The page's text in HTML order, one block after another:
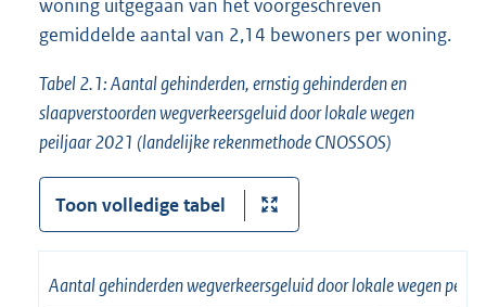
woning uitgegaan van het voorgeschreven
gemiddelde aantal van 2,14 bewoners per woning.
Tabel 2.1: Aantal gehinderden, ernstig gehinderden en
slaapverstoorden wegverkeersgeluid door lokale wegen
peiljaar 2021 (landelijke rekenmethode CNOSSOS)
Toon volledige tabel
Aantal gehinderden wegverkeersgeluid door lokale wegen